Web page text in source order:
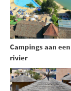
Campings aan
rivier